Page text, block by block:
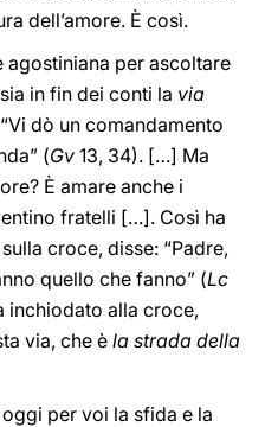
dell’amore. È così.
agostiniana per ascoltare
in fin dei conti la via
dò un comandamento
(Gv 13, 34). […] Ma
È amare anche i
fratelli […]. Così ha
croce, disse: “Padre,
quello che fanno” (Lc
inchiodato alla croce,
via, che èla strada della
per voi la sfida e la